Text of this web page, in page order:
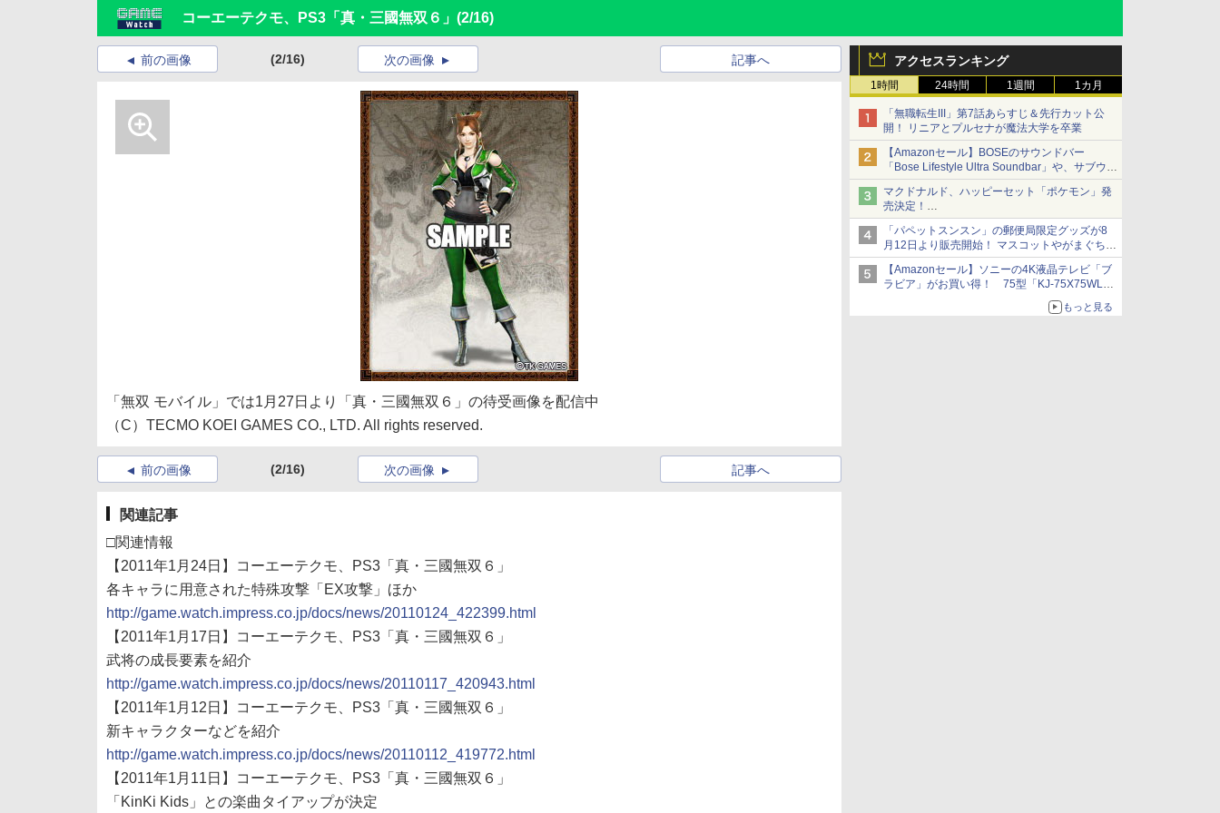
コーエーテクモ、PS3「真・三國無双６」 (2/16)
アクセスランキング
1時間 24時間 1週間 1カ月
「無職転生III」第7話あらすじ＆先行カット公
開！ リニアとプルセナが魔法大学を卒業
【Amazonセール】BOSEのサウンドバー
「Bose Lifestyle Ultra Soundbar」や、サブウー
ファー「Bose Lifestyle Ultra Subwoofer」など
お買い得！
マクドナルド、ハッピーセット「ポケモン」発
売決定！
ポケモン30周年記念で30匹が大集合
「パペットスンスン」の郵便局限定グッズが8
月12日より販売開始！ マスコットやがまぐち、
レターセットなどが登場
【Amazonセール】ソニーの4K液晶テレビ「ブ
ラビア」がお買い得！ 75型「KJ-75X75WL」
もっと見る
前の画像 (2/16) 記事へ
次の画像
「無双 モバイル」では1月27日より「真・三國無双６」の待受画像を配信中
（C）TECMO KOEI GAMES CO., LTD. All rights reserved.
前の画像 (2/16) 記事へ
次の画像
関連記事
□関連情報
【2011年1月24日】コーエーテクモ、PS3「真・三國無双６」
各キャラに用意された特殊攻撃「EX攻撃」ほか
http://game.watch.impress.co.jp/docs/news/20110124_422399.html
【2011年1月17日】コーエーテクモ、PS3「真・三國無双６」
武将の成長要素を紹介
http://game.watch.impress.co.jp/docs/news/20110117_420943.html
【2011年1月12日】コーエーテクモ、PS3「真・三國無双６」
新キャラクターなどを紹介
http://game.watch.impress.co.jp/docs/news/20110112_419772.html
【2011年1月11日】コーエーテクモ、PS3「真・三國無双６」
「KinKi Kids」との楽曲タイアップが決定